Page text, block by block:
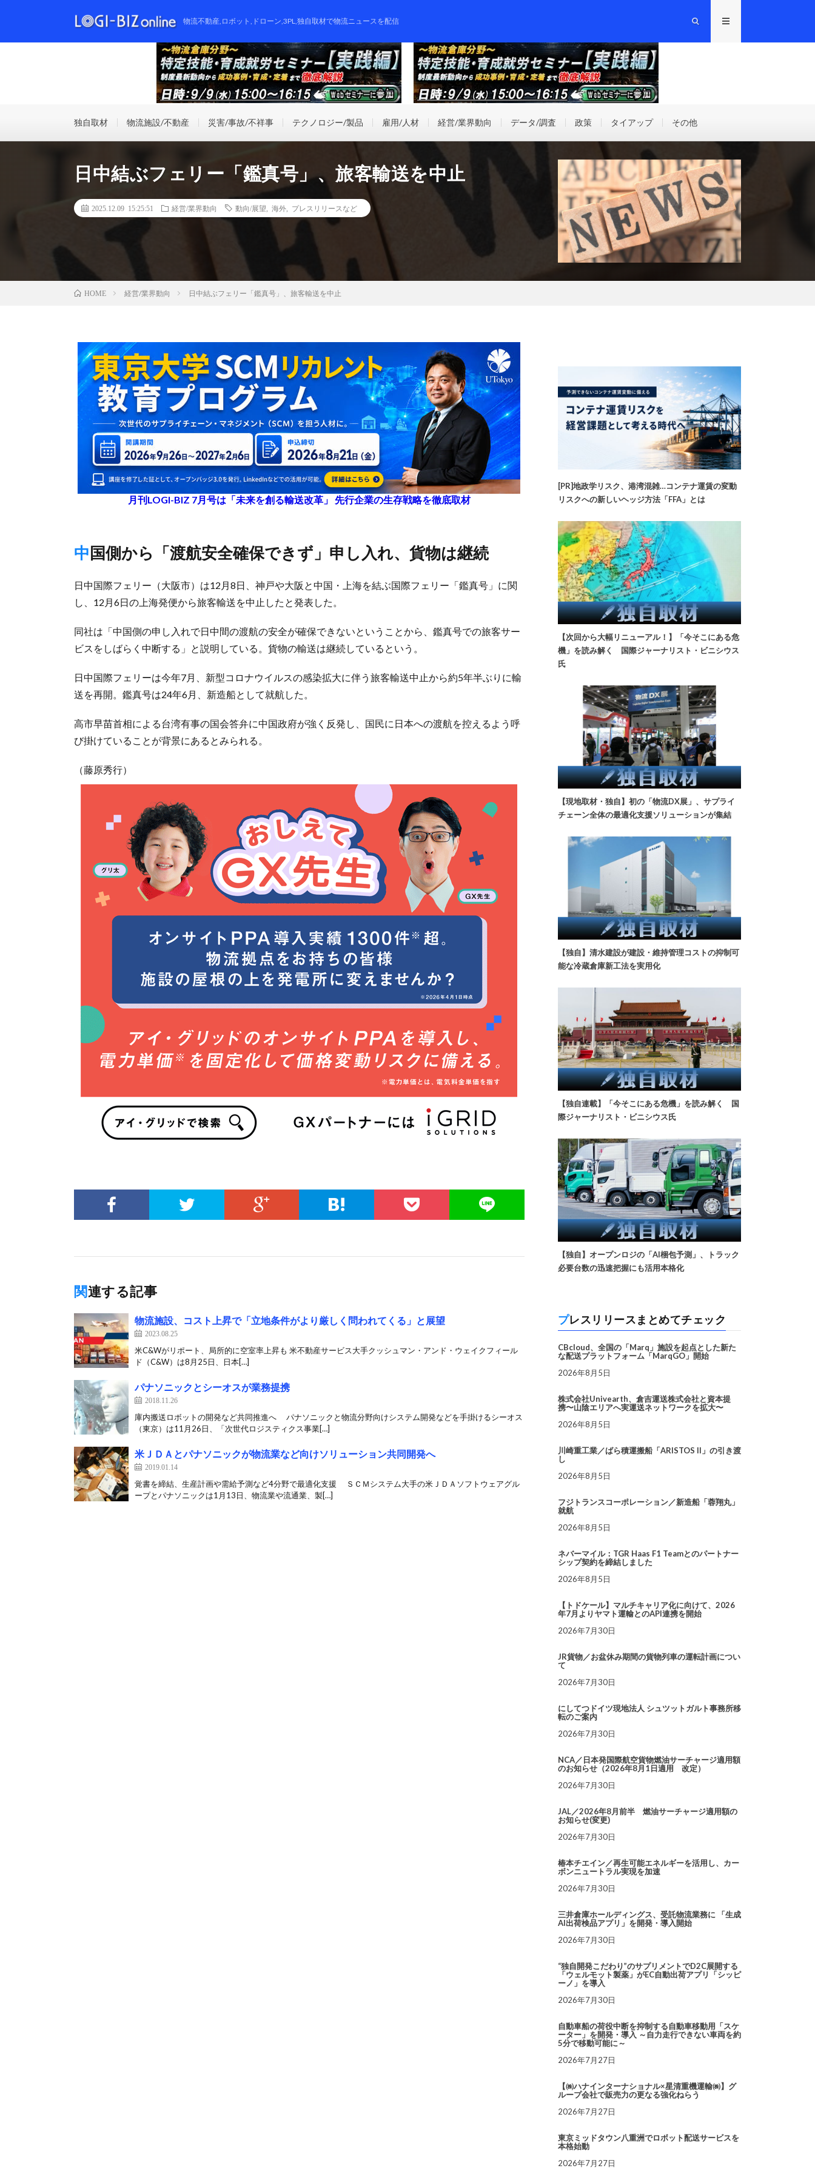
物流不動産,ロボット,ドローン,3PL,独自取材で物流ニュースを配信
独自取材 物流施設/不動産 災害/事故/不祥事 テクノロジー/製品 雇用/人材 経営/業界動向 データ/調査 政策 タイアップ その他
日中結ぶフェリー「鑑真号」、旅客輸送を中止
2025.12.09 15:25:51 経営/業界動向 動向/展望 海外 プレスリリースなど
HOME 経営/業界動向 日中結ぶフェリー「鑑真号」、旅客輸送を中止
月刊LOGI-BIZ 7月号は「未来を創る輸送改革」 先行企業の生存戦略を徹底取材
中国側から「渡航安全確保できず」申し入れ、貨物は継続
日中国際フェリー（大阪市）は12月8日、神戸や大阪と中国・上海を結ぶ国際フェリー「鑑真号」に関
し、12月6日の上海発便から旅客輸送を中止したと発表した。
同社は「中国側の申し入れで日中間の渡航の安全が確保できないということから、鑑真号での旅客サー
ビスをしばらく中断する」と説明している。貨物の輸送は継続しているという。
日中国際フェリーは今年7月、新型コロナウイルスの感染拡大に伴う旅客輸送中止から約5年半ぶりに輸
送を再開。鑑真号は24年6月、新造船として就航した。
高市早苗首相による台湾有事の国会答弁に中国政府が強く反発し、国民に日本への渡航を控えるよう呼
び掛けていることが背景にあるとみられる。
（藤原秀行）
関連する記事
物流施設、コスト上昇で「立地条件がより厳しく問われてくる」と展望
2023.08.25
米C&Wがリポート、局所的に空室率上昇も 米不動産サービス大手クッシュマン・アンド・ウェイクフィール
ド（C&W）は8月25日、日本[…]
パナソニックとシーオスが業務提携
2018.11.26
庫内搬送ロボットの開発など共同推進へ パナソニックと物流分野向けシステム開発などを手掛けるシーオス
（東京）は11月26日、「次世代ロジスティクス事業[…]
米ＪＤＡとパナソニックが物流業など向けソリューション共同開発へ
2019.01.14
覚書を締結、生産計画や需給予測など4分野で最適化支援 ＳＣＭシステム大手の米ＪＤＡソフトウェアグル
ープとパナソニックは1月13日、物流業や流通業、製[…]
[PR]地政学リスク、港湾混雑…コンテナ運賃の変動
リスクへの新しいヘッジ方法「FFA」とは
【次回から大幅リニューアル！】「今そこにある危
機」を読み解く 国際ジャーナリスト・ビニシウス
氏
【現地取材・独自】初の「物流DX展」、サプライ
チェーン全体の最適化支援ソリューションが集結
【独自】清水建設が建設・維持管理コストの抑制可
能な冷蔵倉庫新工法を実用化
【独自連載】「今そこにある危機」を読み解く 国
際ジャーナリスト・ビニシウス氏
【独自】オープンロジの「AI梱包予測」、トラック
必要台数の迅速把握にも活用本格化
プレスリリースまとめてチェック
CBcloud、全国の「Marq」施設を起点とした新た
な配送プラットフォーム「MarqGO」開始
2026年8月5日
株式会社Univearth、倉吉運送株式会社と資本提
携〜山陰エリアへ実運送ネットワークを拡大〜
2026年8月5日
川崎重工業／ばら積運搬船「ARISTOS II」の引き渡
し
2026年8月5日
フジトランスコーポレーション／新造船「蓉翔丸」
就航
2026年8月5日
ネバーマイル：TGR Haas F1 Teamとのパートナー
シップ契約を締結しました
2026年8月5日
【トドケール】マルチキャリア化に向けて、2026
年7月よりヤマト運輸とのAPI連携を開始
2026年7月30日
JR貨物／お盆休み期間の貨物列車の運転計画につい
て
2026年7月30日
にしてつドイツ現地法人 シュツットガルト事務所移
転のご案内
2026年7月30日
NCA／日本発国際航空貨物燃油サーチャージ適用額
のお知らせ（2026年8月1日適用 改定）
2026年7月30日
JAL／2026年8月前半 燃油サーチャージ適用額の
お知らせ(変更)
2026年7月30日
椿本チエイン／再生可能エネルギーを活用し、カー
ボンニュートラル実現を加速
2026年7月30日
三井倉庫ホールディングス、受託物流業務に 「生成
AI出荷検品アプリ」を開発・導入開始
2026年7月30日
“独自開発こだわり”のサプリメントでD2C展開する
「ウェルモット製薬」がEC自動出荷アプリ「シッピ
ーノ」を導入
2026年7月30日
自動車船の荷役中断を抑制する自動車移動用「スケ
ーター」を開発・導入 ～自力走行できない車両を約
5分で移動可能に～
2026年7月27日
【㈱ハナインターナショナル×星清重機運輸㈱】グ
ループ会社で販売力の更なる強化ねらう
2026年7月27日
東京ミッドタウン八重洲でロボット配送サービスを
本格始動
2026年7月27日